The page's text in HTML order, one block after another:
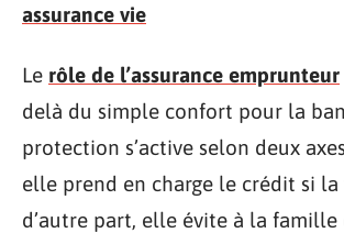
assurance vie
Le rôle de l’assurance emprunteur
delà du simple confort pour la
protection s’active selon deux
elle prend en charge le crédit si la
d’autre part, elle évite à la